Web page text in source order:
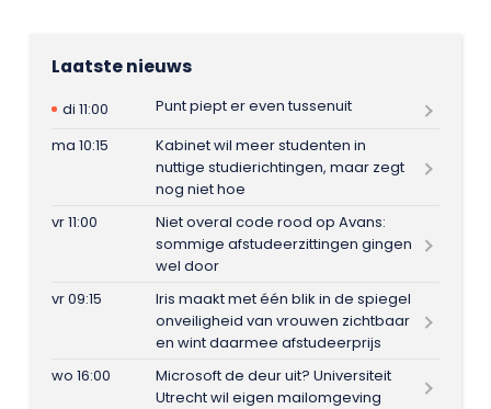
Laatste nieuws
di 11:00
Punt piept er even tussenuit
ma 10:15
Kabinet wil meer studenten in
nuttige studierichtingen, maar zegt
nog niet hoe
vr 11:00
Niet overal code rood op Avans:
sommige afstudeerzittingen gingen
wel door
vr 09:15
Iris maakt met één blik in de spiegel
onveiligheid van vrouwen zichtbaar
en wint daarmee afstudeerprijs
wo 16:00
Microsoft de deur uit? Universiteit
Utrecht wil eigen mailomgeving